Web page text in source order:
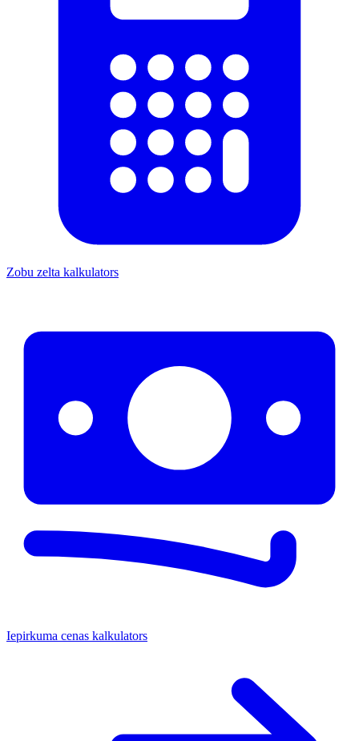
Zobu zelta kalkulators
Iepirkuma cenas kalkulators